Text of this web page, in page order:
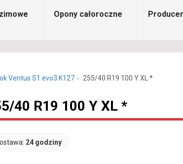
Opony całoroczne
Ventus S1 evo3 K127 255/40 R19 100 Y XL *
40 R19 100 Y XL *
24 godziny